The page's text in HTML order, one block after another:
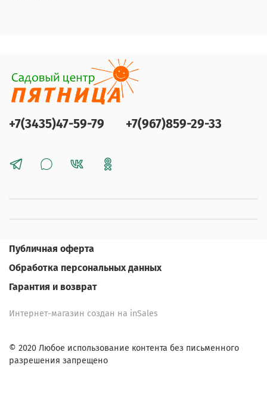
+7(3435)47-59-79 +7(967)859-29-33
Публичная оферта
Обработка персональных данных
Гарантия и возврат
Интернет-магазин создан на inSales
© 2020 Любое использование контента без письменного
разрешения запрещено